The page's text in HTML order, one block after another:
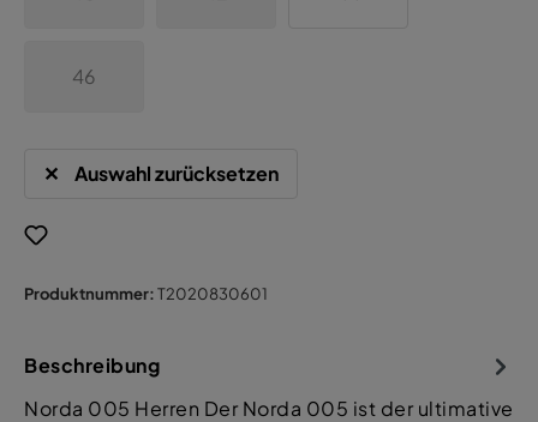
46
Auswahl zurücksetzen
Produktnummer:T2020830601
Beschreibung
Norda 005 Herren Der Norda 005 ist der ultimative